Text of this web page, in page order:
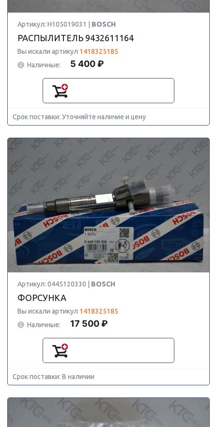
Артикул: H105019031 | BOSCH
РАСПЫЛИТЕЛЬ 9432611164
Вы искали артикул 1418325185
Наличные:
5 400 ₽
Срок поставки: Уточняйте наличие и цену
Артикул: 0445120330 | BOSCH
ФОРСУНКА
Вы искали артикул 1418325185
Наличные:
17 500 ₽
Срок поставки: В наличии